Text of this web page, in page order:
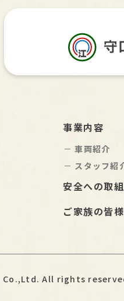
事業内容
車両紹介
スタッフ紹
安全への取組
ご家族の皆
Co.,Ltd. All rights